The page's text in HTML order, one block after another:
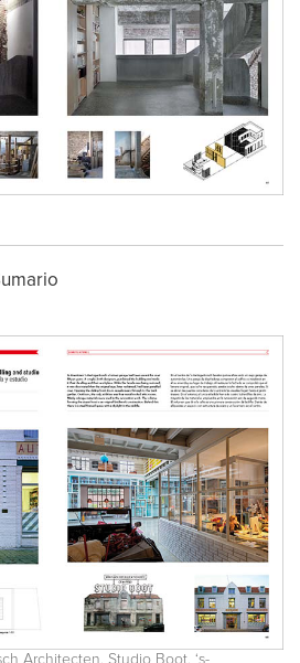
Architecten. Studio Boot. ‘s-